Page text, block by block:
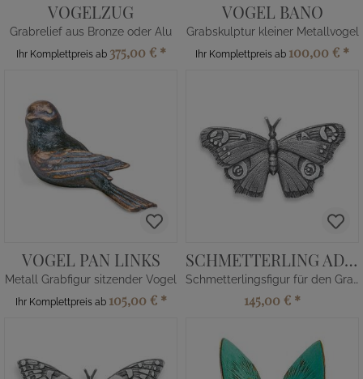
VOGELZUG
Grabrelief aus Bronze oder Alu
Ihr Komplettpreis ab 375,00 € *
VOGEL BANO
Grabskulptur kleiner Metallvogel
Ihr Komplettpreis ab 100,00 € *
VOGEL PAN LINKS
Metall Grabfigur sitzender Vogel
Ihr Komplettpreis ab 105,00 € *
SCHMETTERLING ADELIA
Schmetterlingsfigur für den Grabstein
145,00 € *